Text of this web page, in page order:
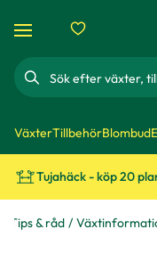
Sök
VäxterTillbehörBlombud
Tujahäck - köp 20
Tips & råd